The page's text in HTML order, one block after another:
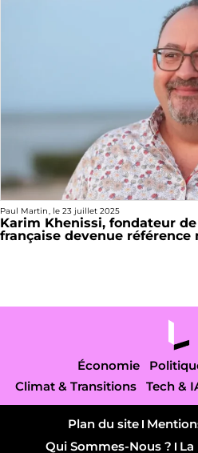
Paul Martin, le 23 juillet 2025
Karim Khenissi, fondateur de
française devenue référence
Économie
Climat & Transitions
Tech &
Plan du site
Qui Sommes-Nous ?